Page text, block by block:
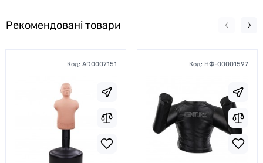
Рекомендовані товари
Код: AD0007151 Код: НФ-00001597